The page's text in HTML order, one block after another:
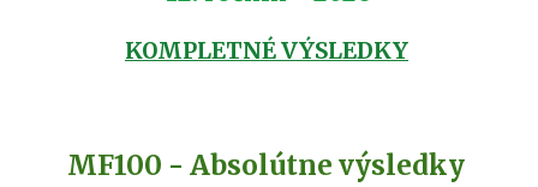
KOMPLETNÉ VÝSLEDKY
MF100 - Absolútne výsledky